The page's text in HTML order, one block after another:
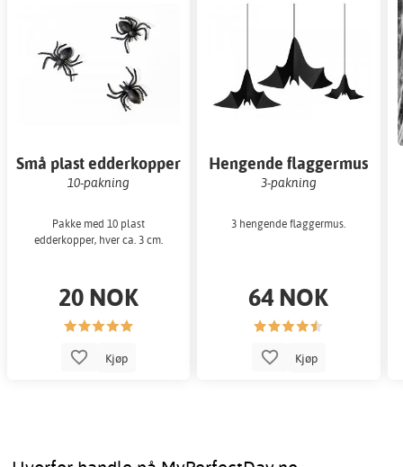
Små plast edderkopper
10-pakning
Pakke med 10 plast
edderkopper, hver ca. 3 cm.
20 NOK
Kjøp
Hengende flaggermus
3-pakning
3 hengende flaggermus.
64 NOK
Kjøp